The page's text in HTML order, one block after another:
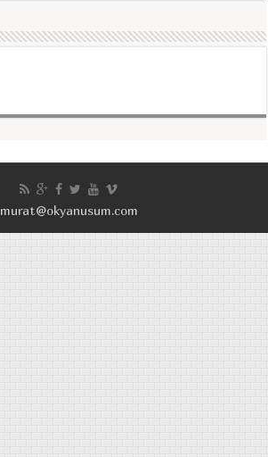
murat@okyanusum.com